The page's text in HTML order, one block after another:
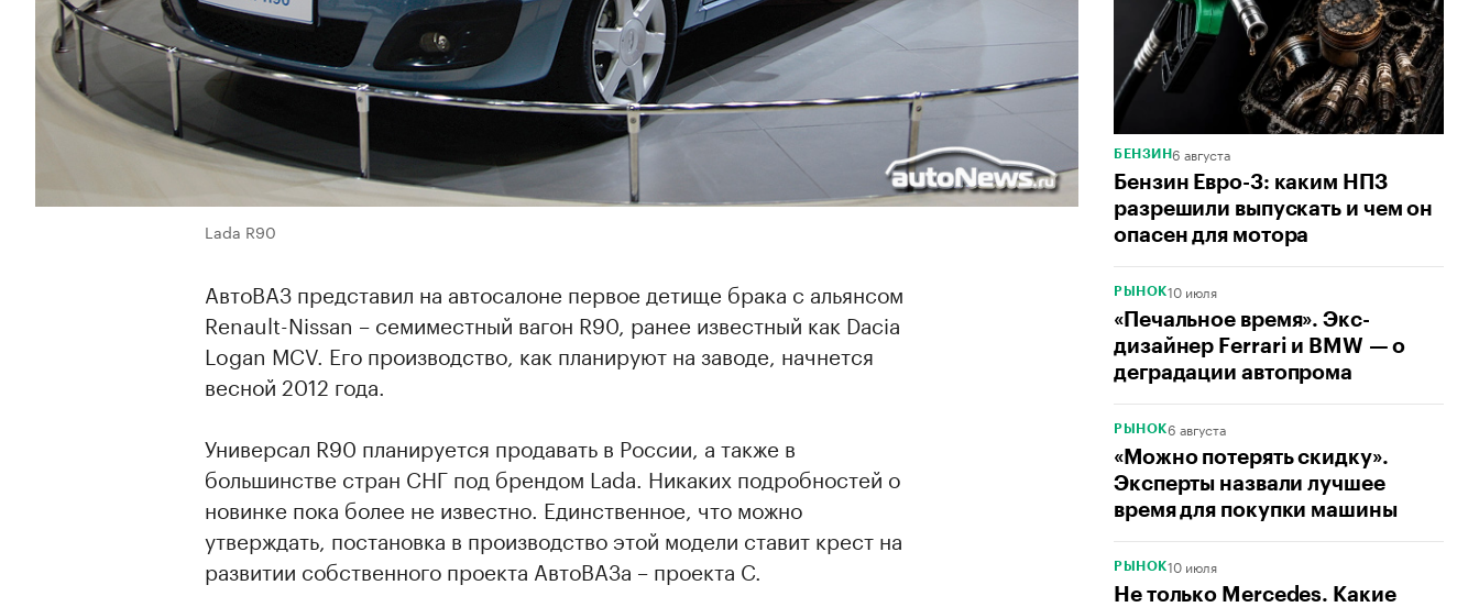
БЕНЗИН6 августа
Бензин Евро-3: каким НПЗ
разрешили выпускать и чем он
опасен для мотора
РЫНОК10 июля
«Печальное время». Экс-
дизайнер Ferrari и BMW — о
деградации автопрома
РЫНОК6 августа
«Можно потерять скидку».
Эксперты назвали лучшее
время для покупки машины
РЫНОК10 июля
Не только Mercedes. Какие
Lada R90
АвтоВАЗ представил на автосалоне первое детище брака с альянсом
Renault-Nissan – семиместный вагон R90, ранее известный как Dacia
Logan MCV. Его производство, как планируют на заводе, начнется
весной 2012 года.
Универсал R90 планируется продавать в России, а также в
большинстве стран СНГ под брендом Lada. Никаких подробностей о
новинке пока более не известно. Единственное, что можно
утверждать, постановка в производство этой модели ставит крест на
развитии собственного проекта АвтоВАЗа – проекта С.